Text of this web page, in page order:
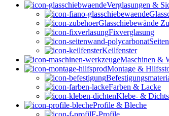
Verglasungen &
Glasschiebewände
Fixverglasung
Keilfenster
Maschinen &
Montage &
Farben & Lacke
Klebe- &
Profile & Bleche
F-Profile